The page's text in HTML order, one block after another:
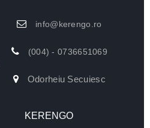
info@kerengo.ro
(004) - 0736651069
Odorheiu Secuiesc
KERENGO